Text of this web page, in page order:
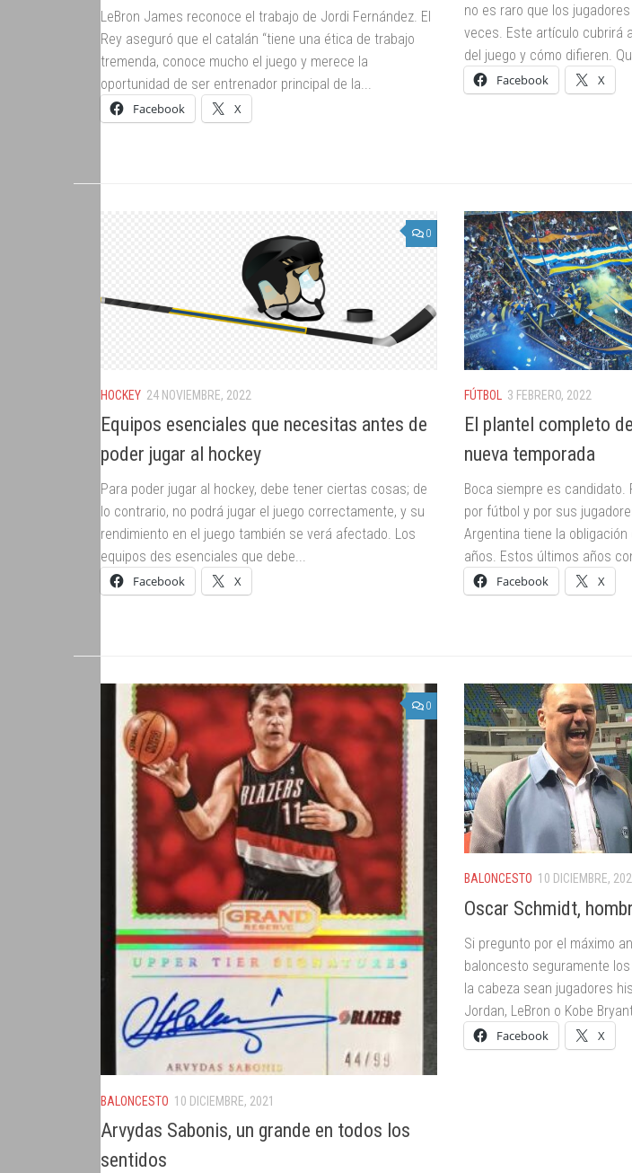
LeBron James reconoce el trabajo de Jordi Fernández. El
Rey aseguró que el catalán “tiene una ética de trabajo
tremenda, conoce mucho el juego y merece la
oportunidad de ser entrenador principal de la...
Facebook X
no es raro que los
veces. Este artículo cubrirá
del juego y cómo difieren.
Facebook X
0
HOCKEY 24 NOVIEMBRE, 2022
Equipos esenciales que necesitas antes de
poder jugar al hockey
Para poder jugar al hockey, debe tener ciertas cosas; de
lo contrario, no podrá jugar el juego correctamente, y su
rendimiento en el juego también se verá afectado. Los
equipos des esenciales que debe...
Facebook X
FÚTBOL 3 FEBRERO, 2022
El plantel completo
nueva temporada
Boca siempre es candidato.
por fútbol y por sus
Argentina tiene la
años. Estos últimos años
Facebook X
0
BALONCESTO 10 DICIEMBRE, 2021
Arvydas Sabonis, un grande en todos los
sentidos
BALONCESTO 10 DICIEMBRE,
Oscar Schmidt,
Si pregunto por el máximo
baloncesto seguramente
la cabeza sean jugadores
Jordan, LeBron o Kobe
Facebook X